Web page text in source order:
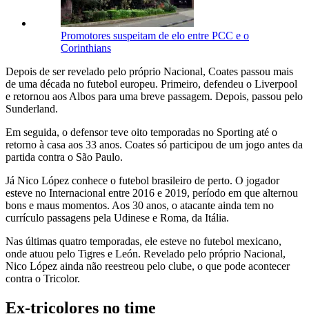
Promotores suspeitam de elo entre PCC e o
Corinthians
Depois de ser revelado pelo próprio Nacional, Coates passou mais
de uma década no futebol europeu. Primeiro, defendeu o Liverpool
e retornou aos Albos para uma breve passagem. Depois, passou pelo
Sunderland.
Em seguida, o defensor teve oito temporadas no Sporting até o
retorno à casa aos 33 anos. Coates só participou de um jogo antes da
partida contra o São Paulo.
Já Nico López conhece o futebol brasileiro de perto. O jogador
esteve no Internacional entre 2016 e 2019, período em que alternou
bons e maus momentos. Aos 30 anos, o atacante ainda tem no
currículo passagens pela Udinese e Roma, da Itália.
Nas últimas quatro temporadas, ele esteve no futebol mexicano,
onde atuou pelo Tigres e León. Revelado pelo próprio Nacional,
Nico López ainda não reestreou pelo clube, o que pode acontecer
contra o Tricolor.
Ex-tricolores no time